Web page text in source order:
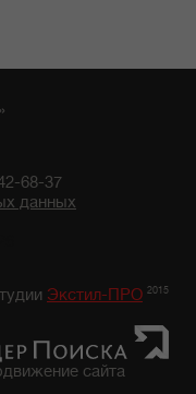
68-37
данных
Экстил-ПРО 2015
сайта